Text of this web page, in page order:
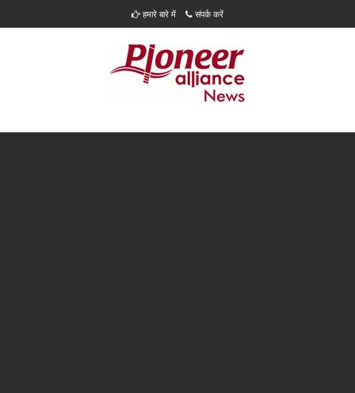
हमारे बारे में संपर्क करें